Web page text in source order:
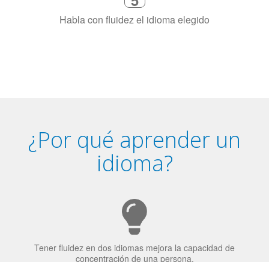
Combina con un instructor de
idiomas certificado y nativo en su
¿Por qué aprender un
idioma?